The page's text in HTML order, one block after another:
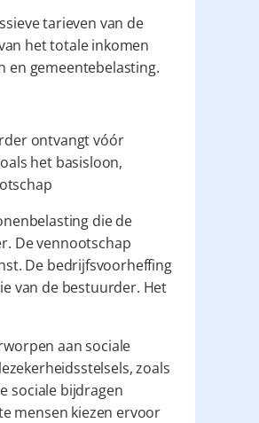
tarieven van de
het totale inkomen
en gemeentebelasting.
ontvangt vóór
het basisloon,
die de
De vennootschap
De bedrijfsvoorheffing
van de bestuurder. Het
aan sociale
zoals
sociale bijdragen
mensen kiezen ervoor